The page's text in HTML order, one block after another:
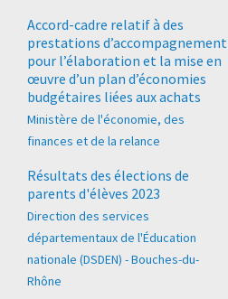
Accord-cadre relatif à des
prestations d’accompagnement
pour l’élaboration et la mise en
œuvre d’un plan d’économies
budgétaires liées aux achats
Ministère de l'économie, des
finances et de la relance
Résultats des élections de
parents d'élèves 2023
Direction des services
départementaux de l'Éducation
nationale (DSDEN) - Bouches-du-
Rhône